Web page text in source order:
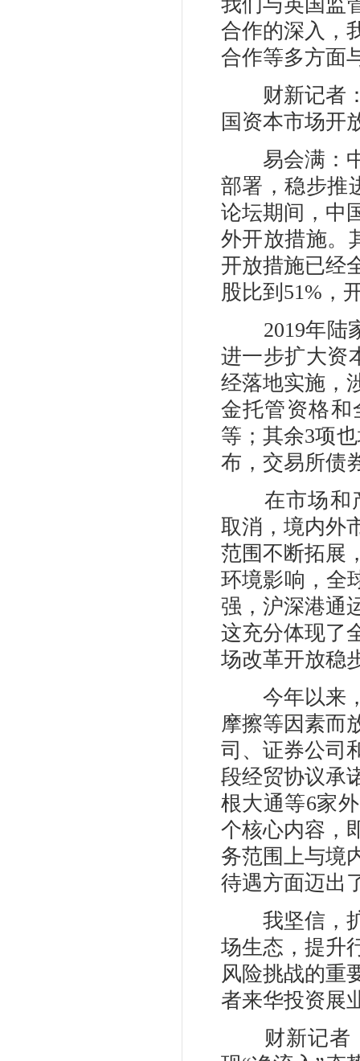
合作的深入，
合作等多方面
财新记者：
国资本市场开
易会满：中
部署，稳步推
论坛期间，中
外开放措施。
开放措施已经
股比到51%，
2019年陆家
进一步扩大资
经落地实施，
金托管资格和
等；其余3项
布，交易所债
在市场和产
取消，境内外
范围不断拓展
环境影响，全
强，沪深港通
这充分体现了
场改革开放稳
今年以来，
摩擦等因素而
司、证券公司
段经贸协议承
根大通等6家
个核心内容，
务范围上与境
待遇方面迈出
我坚信，扩
场生态，提升
风险挑战的重
者来华投资展
财新记者：